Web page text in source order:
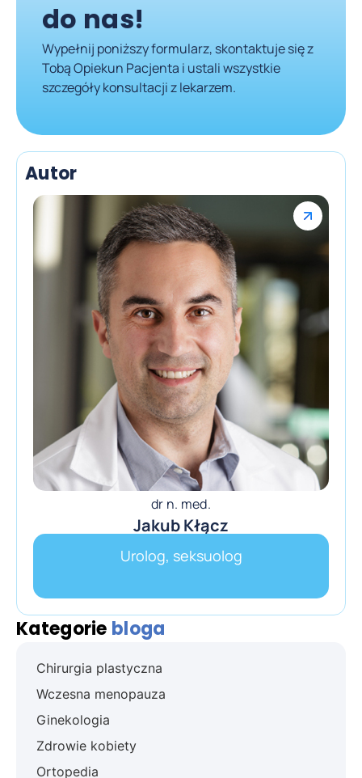
do nas!
Wypełnij poniższy formularz, skontaktuje się z
Tobą Opiekun Pacjenta i ustali wszystkie
szczegóły konsultacji z lekarzem.
Autor
dr n. med.
Jakub Kłącz
Urolog, seksuolog
Kategorie bloga
Chirurgia plastyczna
Wczesna menopauza
Ginekologia
Zdrowie kobiety
Ortopedia